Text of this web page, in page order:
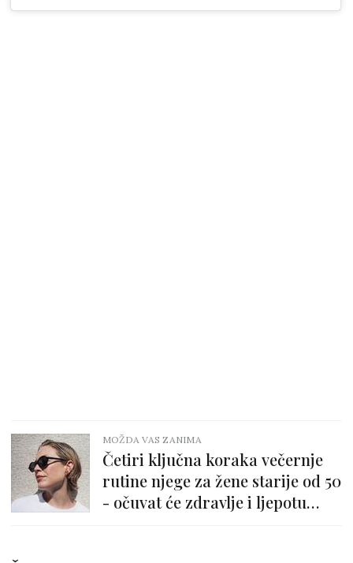
MOŽDA VAS ZANIMA
Četiri ključna koraka večernje
rutine njege za žene starije od 50
- očuvat će zdravlje i ljepotu